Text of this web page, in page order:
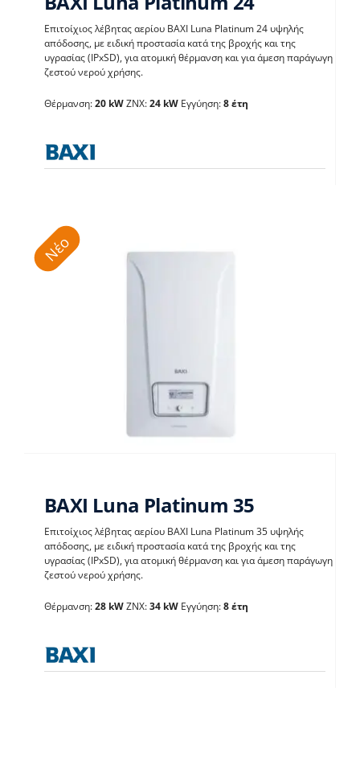
BAXI Luna Platinum 24
Λέβητες με άμεση παραγωγή ΖΝX
Επιτοίχιος λέβητας αερίου BAXI Luna Platinum 24 υψηλής
απόδοσης, με ειδική προστασία κατά της βροχής και της
υγρασίας (IPxSD), για ατομική θέρμανση και για άμεση παράγωγη
ζεστού νερού χρήσης.
Θέρμανση:20 kWΖΝΧ:24 kWΕγγύηση:8 έτη
Νέο
BAXI Luna Platinum 35
Λέβητες με άμεση παραγωγή ΖΝX
BAXI Luna Platinum 35
Επιτοίχιος λέβητας αερίου BAXI Luna Platinum 35 υψηλής
απόδοσης, με ειδική προστασία κατά της βροχής και της
υγρασίας (IPxSD), για ατομική θέρμανση και για άμεση παράγωγη
ζεστού νερού χρήσης.
Θέρμανση:28 kWΖΝΧ:34 kWΕγγύηση:8 έτη